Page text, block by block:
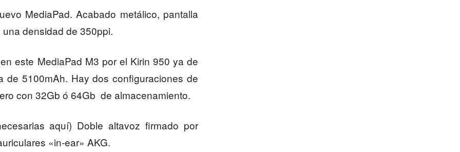
MediaPad. Acabado metálico, pantalla
densidad de 350ppi.
este MediaPad M3 por el Kirin 950 ya de
de 5100mAh. Hay dos configuraciones de
con 32Gb ó 64Gb de almacenamiento.
aquí) Doble altavoz firmado por
«in-ear» AKG.